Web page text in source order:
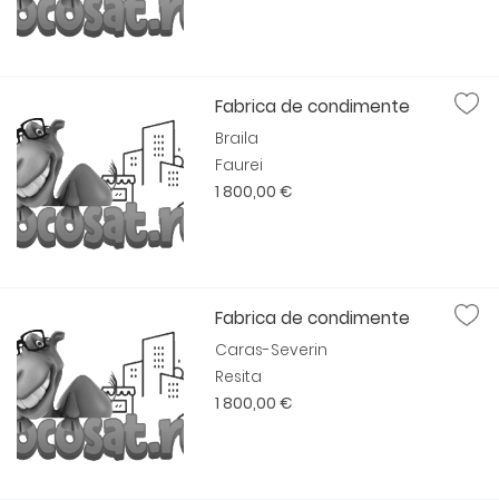
Fabrica de condimente
Braila
Faurei
1 800,00 €
Fabrica de condimente
Caras-Severin
Resita
1 800,00 €